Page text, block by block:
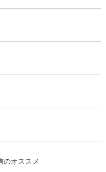
のオススメ